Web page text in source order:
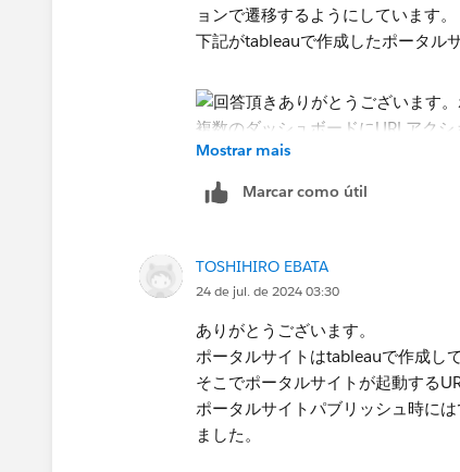
ョンで遷移するようにしています。
下記がtableauで作成したポータル
再度ポータルサイトに戻り売上高
実現したいことは、ポータルサイ
Mostrar mais
Marcar como útil
TOSHIHIRO EBATA
24 de jul. de 2024 03:30
ありがとうございます。
ポータルサイトはtableauで作成して
そこでポータルサイトが起動する
ポータルサイトパブリッシュ時に
ました。